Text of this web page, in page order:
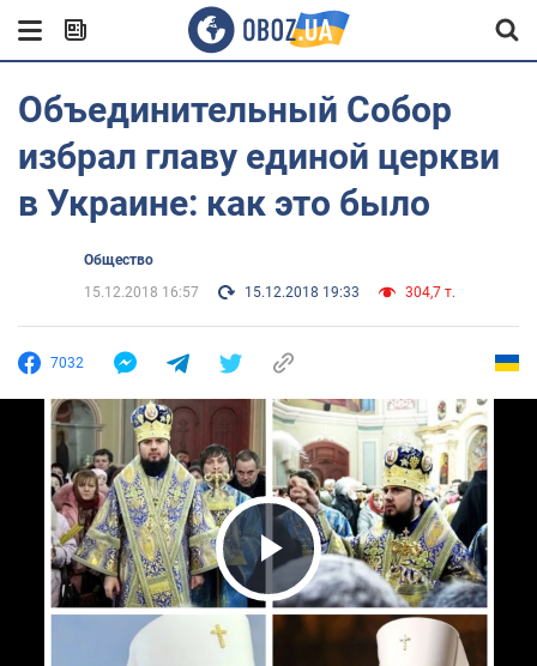
Объединительный Собор
избрал главу единой церкви
в Украине: как это было
Общество
15.12.2018 16:57
15.12.2018 19:33 304,7 т.
7032
Play Video